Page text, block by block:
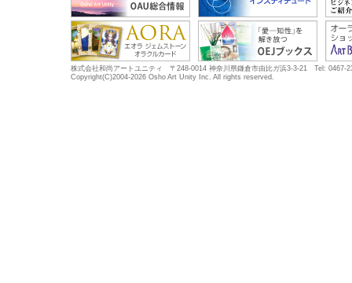
株式会社和尚アートユニティ 〒248-0014 神奈川県鎌倉市由比ガ浜3-3-21 Tel: 0467-
Copyright(C)2004-2026 Osho Art Unity Inc. All rights reserved.